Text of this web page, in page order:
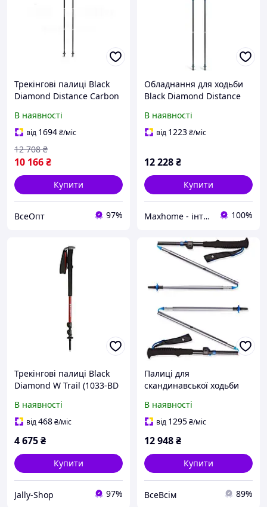
Трекінгові палиці Black
Diamond Distance Carbon
трейлу
В наявності
від 1694₴/міс
10 166₴
12 708 ₴
Купити
ВсеОпт 97%
Обладнання для ходьби
Black Diamond Distance
Фітнес-обладнання Синє
1 Пара 100 см
В наявності
від 1223₴/міс
12 228₴
Купити
Maxhome - інтернет магазин 100%
Трекінгові палиці Black
Diamond W Trail (1033-BD
В наявності
від468₴/міс
4 675₴
Купити
Jally-Shop 97%
Палиці для
скандинавської ходьби
В наявності
від 1295₴/міс
12 948₴
Купити
ВсеВсім 89%